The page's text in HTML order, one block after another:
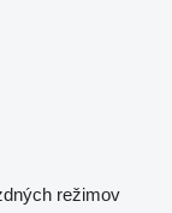
režimov